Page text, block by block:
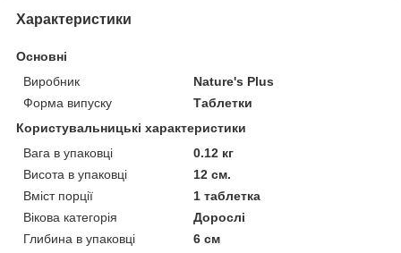
Характеристики
Основні
Виробник
Nature's Plus
Форма випуску
Таблетки
Користувальницькі характеристики
Вага в упаковці
0.12 кг
Висота в упаковці
12 см.
Вміст порції
1 таблетка
Вікова категорія
Дорослі
Глибина в упаковці
6 см